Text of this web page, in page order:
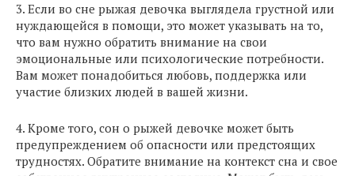
3. Если во сне рыжая девочка выглядела грустной или
нуждающейся в помощи, это может указывать на то,
что вам нужно обратить внимание на свои
эмоциональные или психологические потребности.
Вам может понадобиться любовь, поддержка или
участие близких людей в вашей жизни.
4. Кроме того, сон о рыжей девочке может быть
предупреждением об опасности или предстоящих
трудностях. Обратите внимание на контекст сна и свое